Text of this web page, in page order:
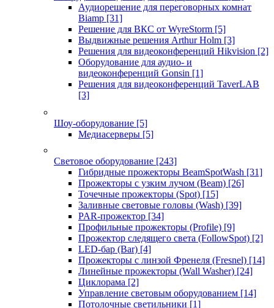
Аудиорешение для переговорных комнат
Biamp [31]
Решение для ВКС от WyreStorm [5]
Выдвижные решения Arthur Holm [3]
Решения для видеоконференций Hikvision [2]
Оборудование для аудио- и
видеоконференций Gonsin [1]
Решения для видеоконференций TaverLAB
[3]
Шоу-оборудование [5]
Медиасерверы [5]
Световое оборудование [243]
Гибридные прожекторы BeamSpotWash [31]
Прожекторы с узким лучом (Beam) [26]
Точечные прожекторы (Spot) [15]
Заливные световые головы (Wash) [39]
PAR-прожектор [34]
Профильные прожекторы (Profile) [9]
Прожектор следящего света (FollowSpot) [2]
LED-бар (Bar) [4]
Прожекторы с линзой Френеля (Fresnel) [14]
Линейные прожекторы (Wall Washer) [24]
Циклорама [2]
Управление световым оборудованием [14]
Потолочные светильники [1]